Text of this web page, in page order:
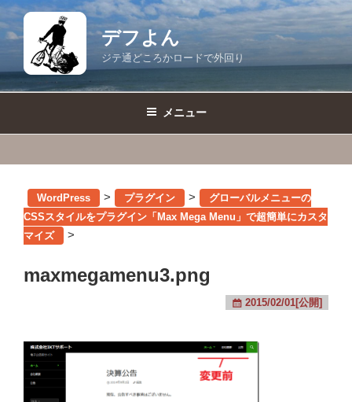
コ
ン
デフよん
ジテ通どころかロードで外回り
メニュー
WordPress > プラグイン >
グローバルメニューの
CSSスタイルをプラグイン「Max Mega Menu」で超簡単にカスタ
マイズ
>
maxmegamenu3.png
2015/02/01[公開]